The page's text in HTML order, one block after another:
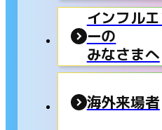
インフルエ
ーの
みなさまへ
海外来場者